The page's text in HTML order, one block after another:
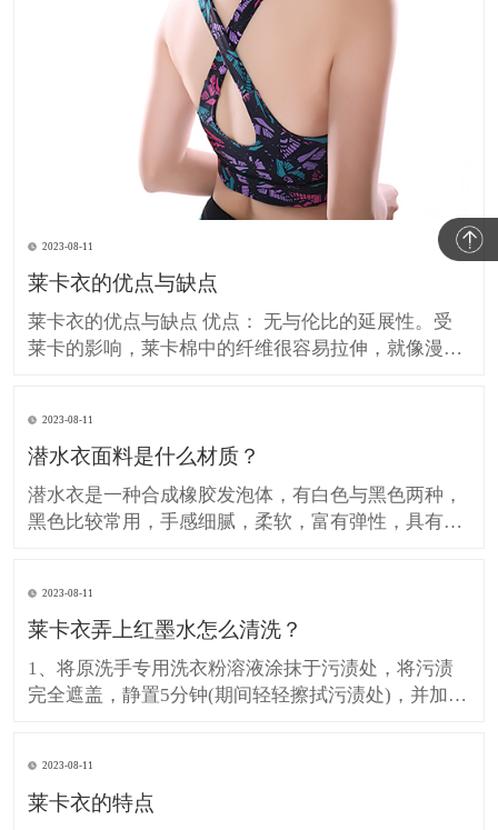
2023-08-11
莱卡衣的优点与缺点
莱卡衣的优点与缺点 优点： 无与伦比的延展性。受
莱卡的影响，莱卡棉中的纤维很容易拉伸，就像漫画
服装，可用于牛仔裤而不是熨平。 起球不容易。莱卡
棉在织造过程中有一个烧毛过程。 缺点： 它对人体
有害。由于加入
2023-08-11
潜水衣面料是什么材质？
潜水衣是一种合成橡胶发泡体，有白色与黑色两种，
黑色比较常用，手感细腻，柔软，富有弹性，具有防
质为发泡橡胶。 潜水衣 常见的潜水衣是采用发泡橡
胶制成的，比较好的有氯丁橡胶，采用三明治形式，
用尼龙布或莱卡布包
2023-08-11
莱卡衣弄上红墨水怎么清洗？
1、将原洗手专用洗衣粉溶液涂抹于污渍处，将污渍
完全遮盖，静置5分钟(期间轻轻擦拭污渍处)，并加入
色污渍净规范(600克)帽测量四分之一净帽(10克)布颜
色污渍和1/4帽(10克)衣领净,倒在污渍处
2023-08-11
莱卡衣的特点